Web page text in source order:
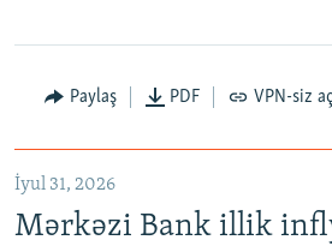
Paylaş PDF VPN-siz
İyul 31, 2026
Mərkəzi Bank illik